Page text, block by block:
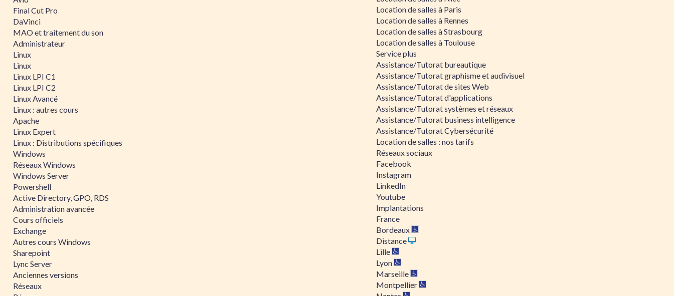
Final Cut Pro
DaVinci
MAO et traitement du son
Administrateur
Linux
Linux
Linux LPI C1
Linux LPI C2
Linux Avancé
Linux : autres cours
Apache
Linux Expert
Linux : Distributions spécifiques
Windows
Réseaux Windows
Windows Server
Powershell
Active Directory, GPO, RDS
Administration avancée
Cours officiels
Exchange
Autres cours Windows
Sharepoint
Lync Server
Anciennes versions
Réseaux
Location de salles à Paris
Location de salles à Rennes
Location de salles à Strasbourg
Location de salles à Toulouse
Service plus
Assistance/Tutorat bureautique
Assistance/Tutorat graphisme et audivisuel
Assistance/Tutorat de sites Web
Assistance/Tutorat d'applications
Assistance/Tutorat systèmes et réseaux
Assistance/Tutorat business intelligence
Assistance/Tutorat Cybersécurité
Location de salles : nos tarifs
Réseaux sociaux
Facebook
Instagram
LinkedIn
Youtube
Implantations
France
Bordeaux
Distance
Lille
Lyon
Marseille
Montpellier